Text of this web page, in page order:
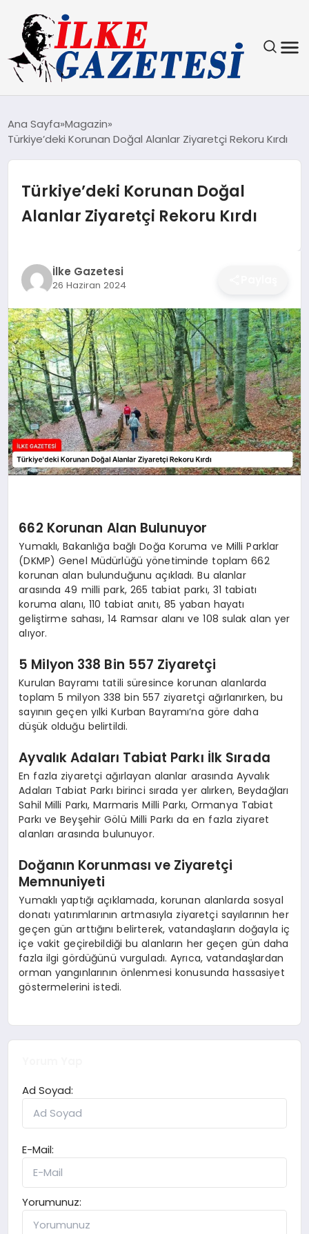
TEKNOLOJI
SPOR
SAĞLIK
EKONOMI
DÜNYA
SIYASET
EĞITIM
Ana Sayfa Magazin
Türkiye’deki Korunan Doğal Alanlar Ziyaretçi Rekoru Kırdı
Türkiye’deki Korunan Doğal
Alanlar Ziyaretçi Rekoru Kırdı
İlke Gazetesi
26 Haziran 2024
662 Korunan Alan Bulunuyor
Yumaklı, Bakanlığa bağlı Doğa Koruma ve Milli Parklar
(DKMP) Genel Müdürlüğü yönetiminde toplam 662
korunan alan bulunduğunu açıkladı. Bu alanlar
arasında 49 milli park, 265 tabiat parkı, 31 tabiatı
koruma alanı, 110 tabiat anıtı, 85 yaban hayatı
geliştirme sahası, 14 Ramsar alanı ve 108 sulak alan yer
alıyor.
5 Milyon 338 Bin 557 Ziyaretçi
Kurulan Bayramı tatili süresince korunan alanlarda
toplam 5 milyon 338 bin 557 ziyaretçi ağırlanırken, bu
sayının geçen yılki Kurban Bayramı’na göre daha
düşük olduğu belirtildi.
Ayvalık Adaları Tabiat Parkı İlk Sırada
En fazla ziyaretçi ağırlayan alanlar arasında Ayvalık
Adaları Tabiat Parkı birinci sırada yer alırken, Beydağları
Sahil Milli Parkı, Marmaris Milli Parkı, Ormanya Tabiat
Parkı ve Beyşehir Gölü Milli Parkı da en fazla ziyaret
alanları arasında bulunuyor.
Doğanın Korunması ve Ziyaretçi
Memnuniyeti
Yumaklı yaptığı açıklamada, korunan alanlarda sosyal
donatı yatırımlarının artmasıyla ziyaretçi sayılarının her
geçen gün arttığını belirterek, vatandaşların doğayla iç
içe vakit geçirebildiği bu alanların her geçen gün daha
fazla ilgi gördüğünü vurguladı. Ayrıca, vatandaşlardan
orman yangınlarının önlenmesi konusunda hassasiyet
göstermelerini istedi.
Ad Soyad:
E-Mail:
Yorumunuz: